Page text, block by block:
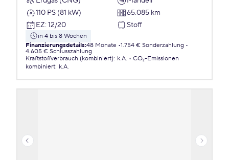
110 PS (81 kW)
65.085 km
EZ: 12/20 Stoff
in 4 bis 8 Wochen
Finanzierungsdetails:48 Monate 1.754 € Sonderzahlung
4.605 € Schlusszahlung
Kraftstoffverbrauch (kombiniert): k.A.
CO₂-Emissionen
kombiniert: k.A.